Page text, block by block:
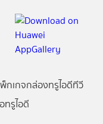
กเกจกล่องทรูไอดีทีวี
ทรูไอดี